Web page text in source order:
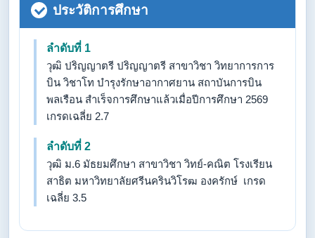
ประวัติการศึกษา
ลำดับที่ 1
วุฒิ ปริญญาตรี ปริญญาตรี สาขาวิชา วิทยาการการ
บิน วิชาโท บำรุงรักษาอากาศยาน สถาบันการบิน
พลเรือน สำเร็จการศึกษาแล้วเมื่อปีการศึกษา 2569
เกรดเฉลี่ย 2.7
ลำดับที่ 2
วุฒิ ม.6 มัธยมศึกษา สาขาวิชา วิทย์-คณิต โรงเรียน
สาธิต มหาวิทยาลัยศรีนครินวิโรฒ องครักษ์ เกรด
เฉลี่ย 3.5